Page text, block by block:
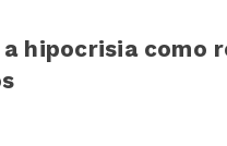
a hipocrisia como